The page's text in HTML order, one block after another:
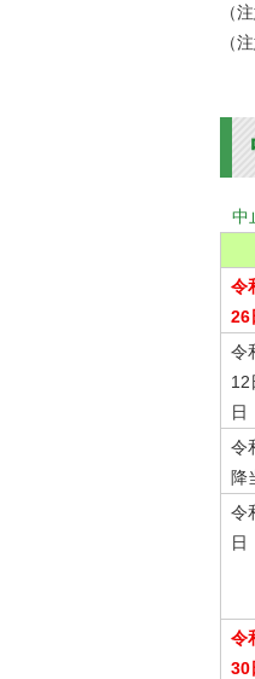
（
（
中
令
26
令
12
日
令
降
令
日
令
30